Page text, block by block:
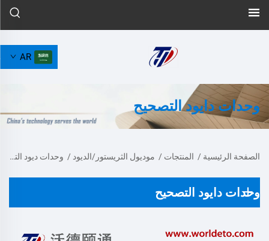
AR
وحدات دايود التصحيح
الصفحة الرئيسية / المنتجات / موديول الثريستور/الديود / وحدات ديود التسخين
وحدات دايود التصحيح